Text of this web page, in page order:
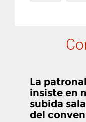
La
insiste en
subida
del